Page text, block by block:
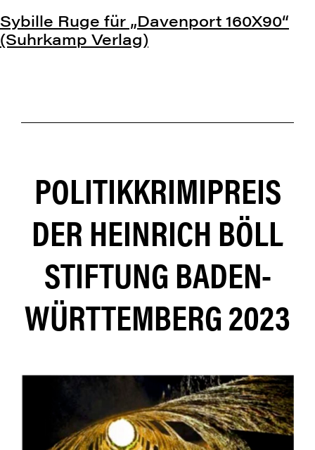
Sybille Ruge für „Davenport 160X90“
(Suhrkamp Verlag)
POLITIKKRIMIPREIS
DER HEINRICH BÖLL
STIFTUNG BADEN-
WÜRTTEMBERG 2023